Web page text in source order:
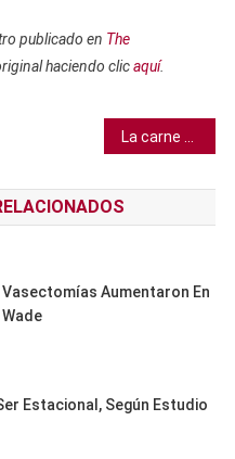
publicado en The
haciendo clicaquí.
Vasectomías Aumentaron En
Wade
Estacional, Según Estudio